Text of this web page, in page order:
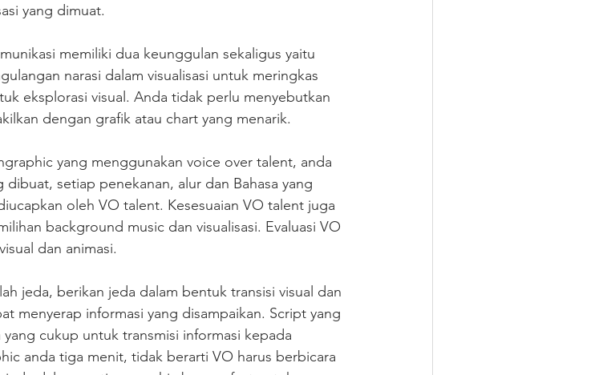
yang dimuat.
memiliki dua keunggulan sekaligus yaitu
narasi dalam visualisasi untuk meringkas
eksplorasi visual. Anda tidak perlu menyebutkan
dengan grafik atau chart yang menarik.
yang menggunakan voice over talent, anda
setiap penekanan, alur dan Bahasa yang
oleh VO talent. Kesesuaian VO talent juga
background music dan visualisasi. Evaluasi VO
dan animasi.
jeda, berikan jeda dalam bentuk transisi visual dan
menyerap informasi yang disampaikan. Script yang
cukup untuk transmisi informasi kepada
anda tiga menit, tidak berarti VO harus berbicara